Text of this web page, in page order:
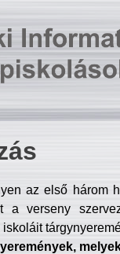
az első három
a verseny
iskoláit